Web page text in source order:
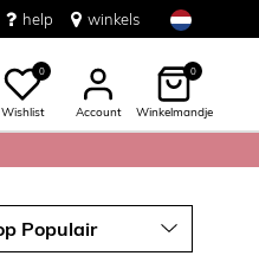
help winkels
0
Wishlist Account
0
Winkelmandje